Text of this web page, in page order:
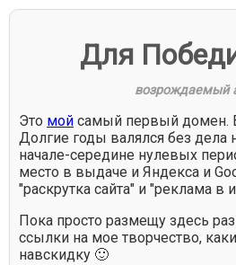
Для
возрождаемый
Это мой самый первый домен.
Долгие годы валялся без дела
начале-середине нулевых
место в выдаче и Яндекса и
"раскрутка сайта" и "реклама в
Пока просто размещу здесь
ссылки на мое творчество,
навскидку 🙂